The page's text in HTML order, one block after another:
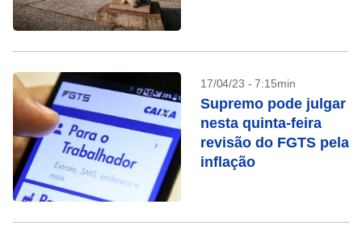
17/04/23 - 7:15min
Supremo pode julgar
nesta quinta-feira
revisão do FGTS pela
inflação